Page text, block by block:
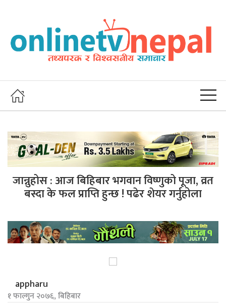
जान्नुहोस : आज बिहिबार भगवान विष्णुको पूजा, व्रत
बस्दा के फल प्राप्ति हुन्छ ! पढेर शेयर गर्नुहोला
appharu
१ फाल्गुन २०७६, बिहिबार